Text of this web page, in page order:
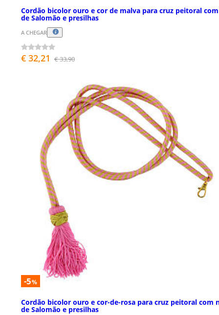
Cordão bicolor ouro e cor de malva para cruz peitoral
de Salomão e presilhas
A CHEGAR
€ 32,21 € 33,90
-5%
Cordão bicolor ouro e cor-de-rosa para cruz peitoral com
de Salomão e presilhas